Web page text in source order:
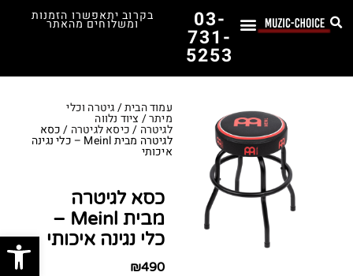
03-
731-
5253
בקרוב יתאפשרו הזמנות
ומשלוחים מהאתר
עמוד הבית/גיטרה וכלי
מיתר/ ציוד נלווה
לגיטרה /כיסא לגיטרה / כסא
לגיטרה מבית Meinl – כלי נגינה
איכותי
כסא לגיטרה
מבית Meinl –
כלי נגינה איכותי
₪490
פתח